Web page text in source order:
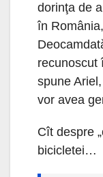
dorinţa de
în
recunoscut
spune
vor avea
Cît despre
bicicletei…